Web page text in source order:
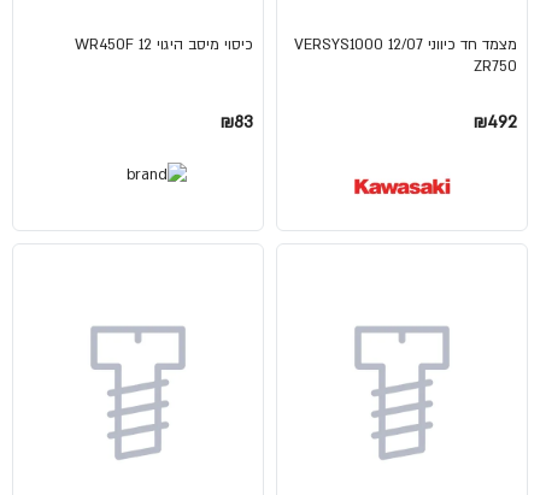
מצמד חד כיווני VERSYS1000 12/07
ZR750
₪492
כיסוי מיסב היגוי WR450F 12
₪83